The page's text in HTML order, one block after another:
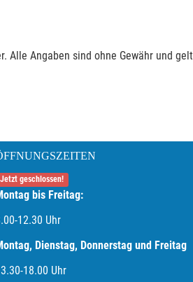
Angaben sind ohne Gewähr und
Jetzt geschlossen!
bis Freitag:
12.30 Uhr
Dienstag, Donnerstag und Freitag
18.00 Uhr